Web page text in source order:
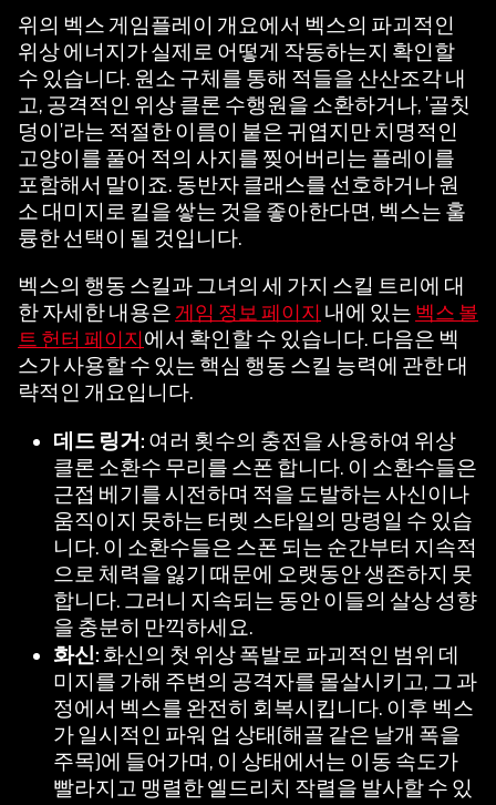
p
t
&
P
l
a
y
재
생
클
릭
하
면
YouT
ube
의
개
인
정
보
보
호
정
위의 벡스 게임플레이 개요에서 벡스의 파괴적인
위상 에너지가 실제로 어떻게 작동하는지 확인할
수 있습니다. 원소 구체를 통해 적들을 산산조각 내
고, 공격적인 위상 클론 수행원을 소환하거나, '골칫
덩이'라는 적절한 이름이 붙은 귀엽지만 치명적인
고양이를 풀어 적의 사지를 찢어버리는 플레이를
포함해서 말이죠. 동반자 클래스를 선호하거나 원
소 대미지로 킬을 쌓는 것을 좋아한다면, 벡스는 훌
륭한 선택이 될 것입니다.
벡스의 행동 스킬과 그녀의 세 가지 스킬 트리에 대
한 자세한 내용은 게임 정보 페이지 내에 있는 벡스 볼
트 헌터 페이지 에서 확인할 수 있습니다. 다음은 벡
스가 사용할 수 있는 핵심 행동 스킬 능력에 관한 대
략적인 개요입니다.
데드 링거: 여러 횟수의 충전을 사용하여 위상
클론 소환수 무리를 스폰 합니다. 이 소환수들은
근접 베기를 시전하며 적을 도발하는 사신이나
움직이지 못하는 터렛 스타일의 망령일 수 있습
니다. 이 소환수들은 스폰 되는 순간부터 지속적
으로 체력을 잃기 때문에 오랫동안 생존하지 못
합니다. 그러니 지속되는 동안 이들의 살상 성향
을 충분히 만끽하세요.
화신: 화신의 첫 위상 폭발로 파괴적인 범위 데
미지를 가해 주변의 공격자를 몰살시키고, 그 과
정에서 벡스를 완전히 회복시킵니다. 이후 벡스
가 일시적인 파워 업 상태(해골 같은 날개 폭을
주목)에 들어가며, 이 상태에서는 이동 속도가
빨라지고 맹렬한 엘드리치 작렬을 발사할 수 있